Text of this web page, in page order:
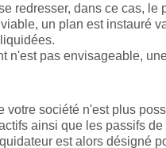
redresser, dans ce cas, le
un plan est instauré
n'est pas envisageable,
votre société n'est plus
ainsi que les passifs
est alors désigné